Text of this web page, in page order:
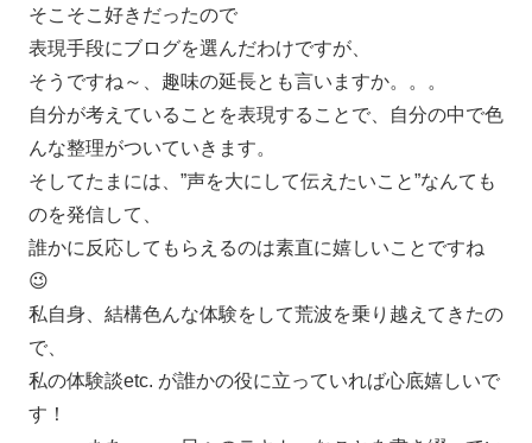
そこそこ好きだったので
表現手段にブログを選んだわけですが、
そうですね～、趣味の延長とも言いますか。。。
自分が考えていることを表現することで、自分の中で色
んな整理がついていきます。
そしてたまには、”声を大にして伝えたいこと”なんても
のを発信して、
誰かに反応してもらえるのは素直に嬉しいことですね
😉
私自身、結構色んな体験をして荒波を乗り越えてきたの
で、
私の体験談etc. が誰かの役に立っていれば心底嬉しいで
す！